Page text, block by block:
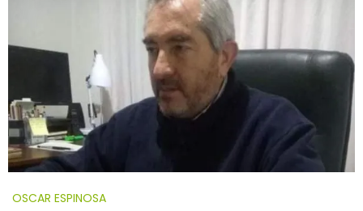
OSCAR ESPINOSA